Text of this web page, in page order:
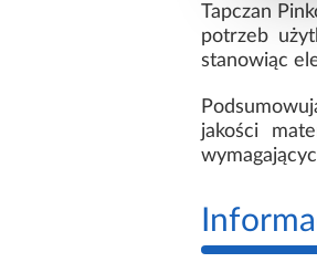
Tapczan
potrzeb
stanowiąc
jakości